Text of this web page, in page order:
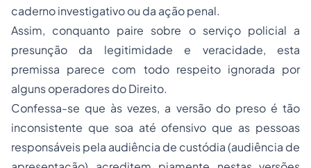
caderno investigativo ou da ação penal.
Assim, conquanto paire sobre o serviço policial a
presunção da legitimidade e veracidade, esta
premissa parece com todo respeito ignorada por
alguns operadores do Direito.
Confessa-se que às vezes, a versão do preso é tão
inconsistente que soa até ofensivo que as pessoas
responsáveis pela audiência de custódia (audiência de